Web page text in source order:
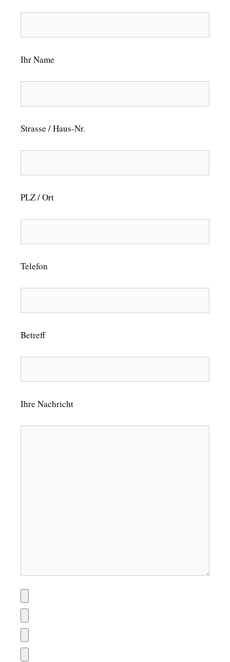
Ihr Name
Strasse / Haus-Nr.
PLZ / Ort
Telefon
Betreff
Ihre Nachricht